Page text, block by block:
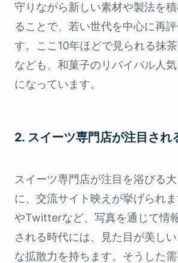
守りながら新しい素材や製法を
ることで、若い世代を中心に再
す。ここ10年ほどで見られる抹
なども、和菓子のリバイバル人
になっています。
2. スイーツ専門店が注目され
スイーツ専門店が注目を浴びる
に、交流サイト映えが挙げられ
やTwitterなど、写真を通じて情
される時代には、見た目が美し
な拡散力を持ちます。そうした